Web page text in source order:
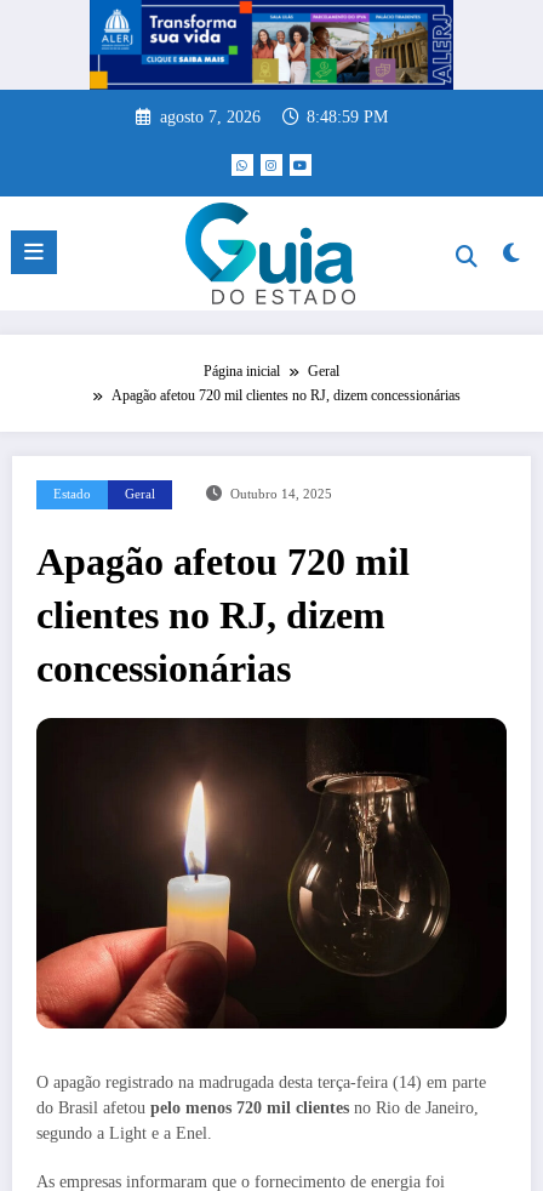
agosto 7, 2026 8:49:00 PM
Página inicial
Geral
Apagão afetou 720 mil clientes no RJ, dizem concessionárias
Estado Geral Outubro 14, 2025
Apagão afetou 720 mil
clientes no RJ, dizem
concessionárias
O apagão registrado na madrugada desta terça-feira (14) em parte
do Brasil afetou pelo menos 720 mil clientes no Rio de Janeiro,
segundo a Light e a Enel.
As empresas informaram que o fornecimento de energia foi